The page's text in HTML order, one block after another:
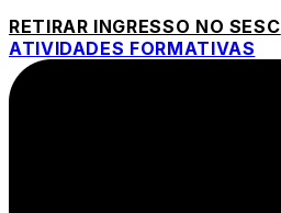
RETIRAR INGRESSO NO SESC
ATIVIDADES FORMATIVAS